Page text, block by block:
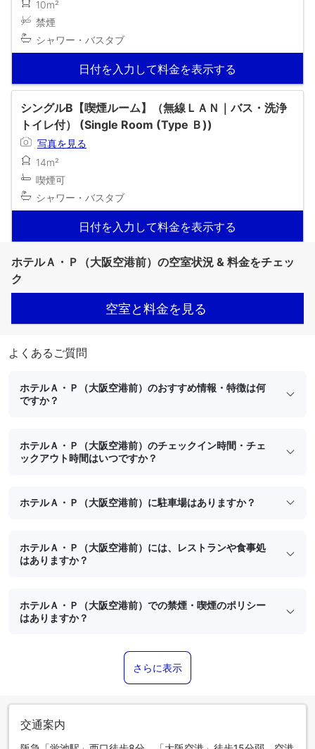
10m²
禁煙
シャワー・バスタブ
日付を入力して料金を表示する
シングルB【喫煙ルーム】（無線ＬＡＮ｜バス・洗浄
トイレ付） (Single Room (Type Ｂ))
写真を見る
14m²
喫煙可
シャワー・バスタブ
日付を入力して料金を表示する
ホテルＡ・Ｐ（大阪空港前）の空室状況 & 料金をチェッ
ク
空室と料金を見る
よくあるご質問
ホテルＡ・Ｐ（大阪空港前）のおすすめ情報・特徴は何
ですか？
ホテルＡ・Ｐ（大阪空港前）のチェックイン時間・チェ
ックアウト時間はいつですか？
ホテルＡ・Ｐ（大阪空港前）に駐車場はありますか？
ホテルＡ・Ｐ（大阪空港前）には、レストランや食事処
はありますか？
ホテルＡ・Ｐ（大阪空港前）での禁煙・喫煙のポリシー
はありますか？
さらに表示
交通案内